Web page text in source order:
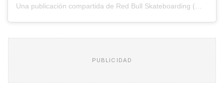
PUBLICIDAD